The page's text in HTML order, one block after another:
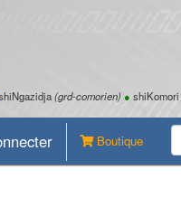
(grd-comorien) ● shiKomori
Boutique